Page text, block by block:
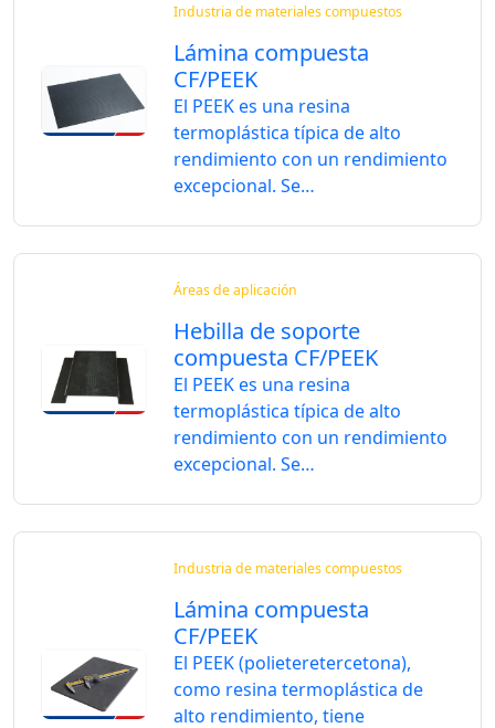
Industria de materiales compuestos
Lámina compuesta
CF/PEEK
El PEEK es una resina
termoplástica típica de alto
rendimiento con un rendimiento
excepcional. Se…
Áreas de aplicación
Hebilla de soporte
compuesta CF/PEEK
El PEEK es una resina
termoplástica típica de alto
rendimiento con un rendimiento
excepcional. Se…
Industria de materiales compuestos
Lámina compuesta
CF/PEEK
El PEEK (polieteretercetona),
como resina termoplástica de
alto rendimiento, tiene